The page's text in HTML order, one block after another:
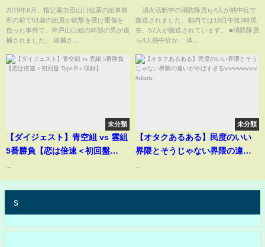
2019年8月、指定暴力団山口組系の組事務
所の前で51歳の組員が銃撃を受け重傷を
負った事件で、神戸山口組の幹部の男が逮
捕されました。 逮捕さ...
パーJチャンネル】(2025年6月18
日)
消火活動中の消防隊員ら4人が熱中症で
搬送されました。都内では18日午後3時現
在、57人が搬送されています。 ■消防隊員
ら4人熱中症か 体...
未分類
【ダイジェスト】青空組 vs 雲組
5番勝負【恋は倍速＜初回盤
未分類
【オタクあるある】民度のいい
界隈とそうじゃない界隈の違い
#shorts
s